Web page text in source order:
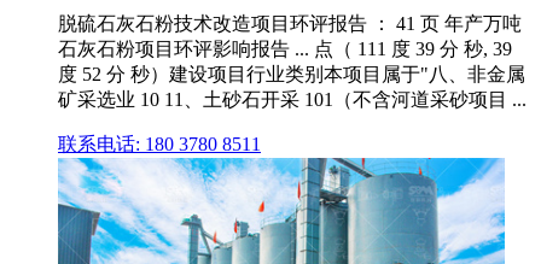
脱硫石灰石粉技术改造项目环评报告 ： 41 页 年产万吨
石灰石粉项目环评影响报告 ... 点（ 111 度 39 分 秒, 39
度 52 分 秒）建设项目行业类别本项目属于"八、非金属
矿采选业 10 11、土砂石开采 101（不含河道采砂项目 ...
联系电话: 180 3780 8511